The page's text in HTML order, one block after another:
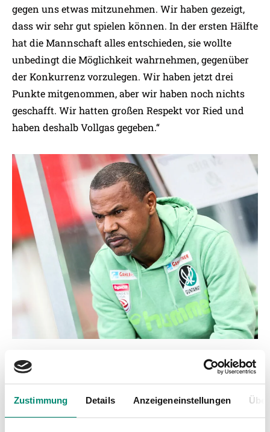
Zustimmung Details Anzeigeneinstellungen
gegen uns etwas mitzunehmen. Wir haben gezeigt,
dass wir sehr gut spielen können. In der ersten Hälfte
hat die Mannschaft alles entschieden, sie wollte
unbedingt die Möglichkeit wahrnehmen, gegenüber
der Konkurrenz vorzulegen. Wir haben jetzt drei
Punkte mitgenommen, aber wir haben noch nichts
geschafft. Wir hatten großen Respekt vor Ried und
haben deshalb Vollgas gegeben.“